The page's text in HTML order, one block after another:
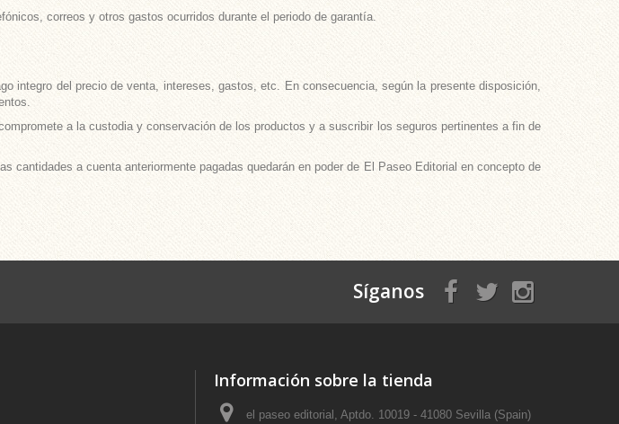
correos y otros gastos ocurridos durante el periodo de garantía.
integro del precio de venta, intereses, gastos, etc. En consecuencia, según la presente disposición,
a la custodia y conservación de los productos y a suscribir los seguros pertinentes a fin de
a cuenta anteriormente pagadas quedarán en poder de El Paseo Editorial en concepto de
Síganos
Información sobre la tienda
el paseo editorial, Aptdo. 10019 - 41080 Sevilla (Spain)